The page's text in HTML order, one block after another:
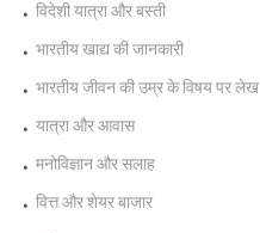
विदेशी यात्रा और बस्ती
भारतीय खाद्य की जानकारी
भारतीय जीवन की उम्र के विषय पर लेख
यात्रा और आवास
मनोविज्ञान और सलाह
वित्त और शेयर बाजार